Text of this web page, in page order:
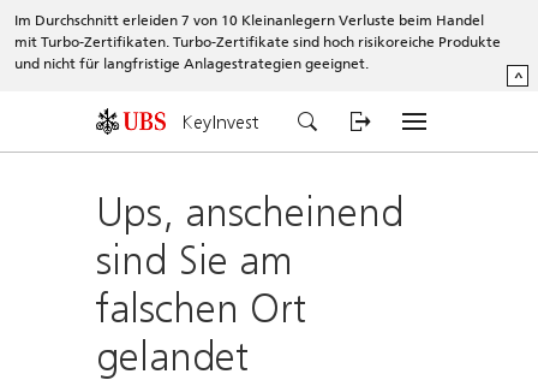
Im Durchschnitt erleiden 7 von 10 Kleinanlegern Verluste beim Handel
mit Turbo-Zertifikaten. Turbo-Zertifikate sind hoch risikoreiche Produkte
und nicht für langfristige Anlagestrategien geeignet.
^
KeyInvest
Ups, anscheinend
sind Sie am
falschen Ort
gelandet